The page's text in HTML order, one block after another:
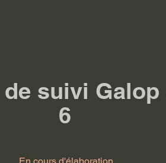
suivi Galop
6